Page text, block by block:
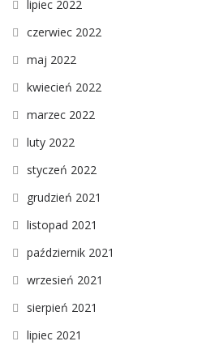
lipiec 2022
czerwiec 2022
maj 2022
kwiecień 2022
marzec 2022
luty 2022
styczeń 2022
grudzień 2021
listopad 2021
październik 2021
wrzesień 2021
sierpień 2021
lipiec 2021